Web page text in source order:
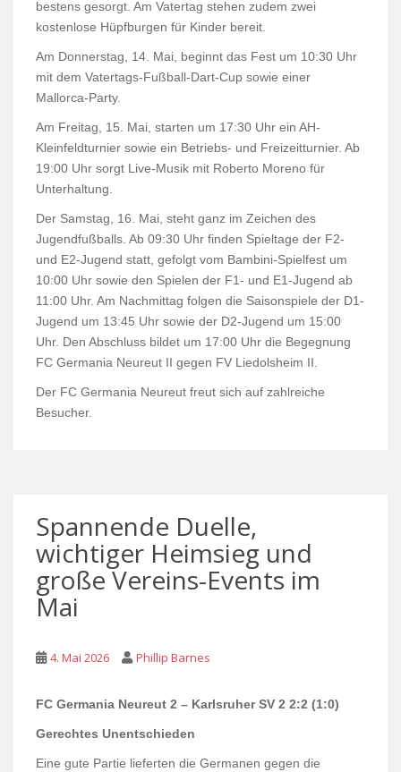
bestens gesorgt. Am Vatertag stehen zudem zwei
kostenlose Hüpfburgen für Kinder bereit.
Am Donnerstag, 14. Mai, beginnt das Fest um 10:30 Uhr
mit dem Vatertags-Fußball-Dart-Cup sowie einer
Mallorca-Party.
Am Freitag, 15. Mai, starten um 17:30 Uhr ein AH-
Kleinfeldturnier sowie ein Betriebs- und Freizeitturnier. Ab
19:00 Uhr sorgt Live-Musik mit Roberto Moreno für
Unterhaltung.
Der Samstag, 16. Mai, steht ganz im Zeichen des
Jugendfußballs. Ab 09:30 Uhr finden Spieltage der F2-
und E2-Jugend statt, gefolgt vom Bambini-Spielfest um
10:00 Uhr sowie den Spielen der F1- und E1-Jugend ab
11:00 Uhr. Am Nachmittag folgen die Saisonspiele der D1-
Jugend um 13:45 Uhr sowie der D2-Jugend um 15:00
Uhr. Den Abschluss bildet um 17:00 Uhr die Begegnung
FC Germania Neureut II gegen FV Liedolsheim II.
Der FC Germania Neureut freut sich auf zahlreiche
Besucher.
Spannende Duelle,
wichtiger Heimsieg und
große Vereins-Events im
Mai
4. Mai 2026 Phillip Barnes
FC Germania Neureut 2 – Karlsruher SV 2 2:2 (1:0)
Gerechtes Unentschieden
Eine gute Partie lieferten die Germanen gegen die